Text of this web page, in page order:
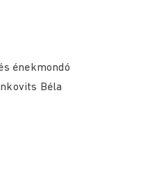
énekmondó
Béla